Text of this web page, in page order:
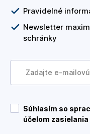
Pravidelné
Newsletter
schránky
Súhlasím so
účelom